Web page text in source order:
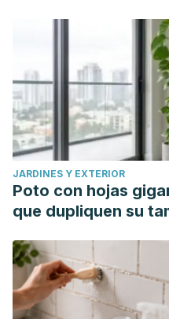
JARDINES Y EXTERIOR
Poto con hojas
que dupliquen su